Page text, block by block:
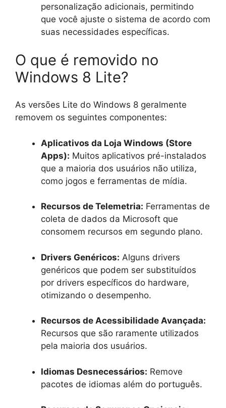
personalização adicionais, permitindo
que você ajuste o sistema de acordo com
suas necessidades específicas.
O que é removido no
Windows 8 Lite?
As versões Lite do Windows 8 geralmente
removem os seguintes componentes:
Aplicativos da Loja Windows (Store
Apps): Muitos aplicativos pré-instalados
que a maioria dos usuários não utiliza,
como jogos e ferramentas de mídia.
Recursos de Telemetria: Ferramentas de
coleta de dados da Microsoft que
consomem recursos em segundo plano.
Drivers Genéricos: Alguns drivers
genéricos que podem ser substituídos
por drivers específicos do hardware,
otimizando o desempenho.
Recursos de Acessibilidade Avançada:
Recursos que são raramente utilizados
pela maioria dos usuários.
Idiomas Desnecessários: Remove
pacotes de idiomas além do português.